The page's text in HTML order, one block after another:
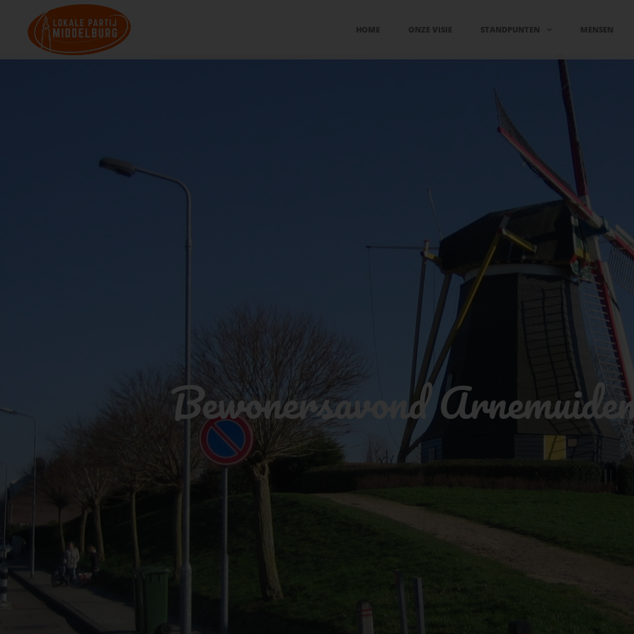
HOME ONZE VISIE STANDPUNTEN MENSEN
Bewonersavond